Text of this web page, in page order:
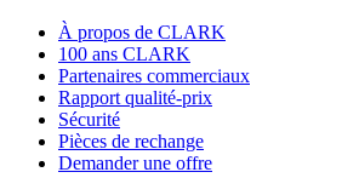
À propos de CLARK
100 ans CLARK
Partenaires commerciaux
Rapport qualité-prix
Sécurité
Pièces de rechange
Demander une offre